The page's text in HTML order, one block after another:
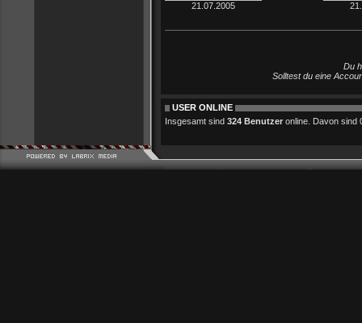
21.07.2005
Du
Solltest du eine
USER ONLINE
Insgesamt sind 324 Benutzer online. Davon sind